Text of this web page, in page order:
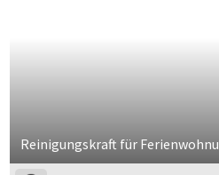
Reinigungskraft für